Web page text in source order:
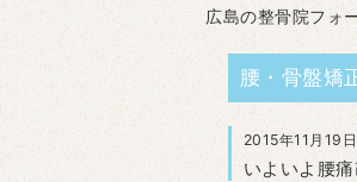
広島の整骨院フ
腰・骨盤矯
2015年11月19日
いよいよ腰